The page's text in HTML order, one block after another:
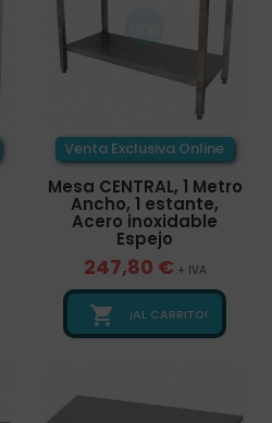
Venta Exclusiva Online
Mesa CENTRAL, 1 Metro
Ancho, 1 estante,
Acero inoxidable
Espejo
247,80 € + IVA
 ¡AL CARRITO!